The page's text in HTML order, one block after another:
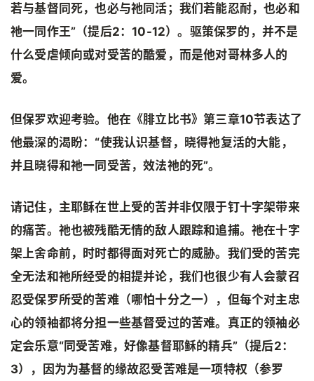
若与基督同死，也必与祂同活；我们若能忍耐，也必和
祂一同作王”（提后2：10-12）。驱策保罗的，并不是
什么受虐倾向或对受苦的酷爱，而是他对哥林多人的
爱。
但保罗欢迎考验。他在《腓立比书》第三章10节表达了
他最深的渴盼：“使我认识基督，晓得祂复活的大能，
并且晓得和祂一同受苦，效法祂的死”。
请记住，主耶稣在世上受的苦并非仅限于钉十字架带来
的痛苦。祂也被残酷无情的敌人跟踪和追捕。祂在十字
架上舍命前，时时都得面对死亡的威胁。我们受的苦完
全无法和祂所经受的相提并论，我们也很少有人会蒙召
忍受保罗所受的苦难（哪怕十分之一），但每个对主忠
心的领袖都将分担一些基督受过的苦难。真正的领袖必
定会乐意“同受苦难，好像基督耶稣的精兵”（提后2：
3），因为为基督的缘故忍受苦难是一项特权（参罗